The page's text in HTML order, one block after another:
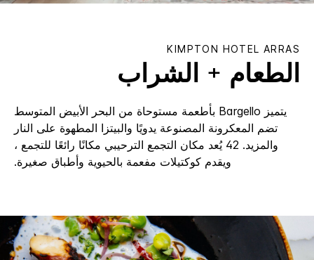
KIMPTON HOTEL ARRAS
الطعام + الشراب
يتميز Bargello بأطعمة مستوحاة من البحر الأبيض المتوسط
تضم المعكرونة المصنوعة يدويًا والبيتزا المطهوة على النار
والمزيد. 42 يُعد مكان التجمع الترحيبي مكانًا رائعًا للتجمع ،
ويقدم كوكتيلات مفعمة بالحيوية وأطباق صغيرة.